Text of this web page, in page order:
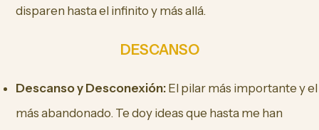
disparen hasta el infinito y más allá.
DESCANSO
Descanso y Desconexión: El pilar más importante y el
más abandonado. Te doy ideas que hasta me han